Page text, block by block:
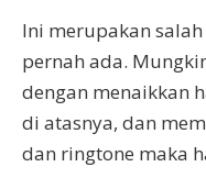
Ini merupakan
pernah ada.
dengan menaikkan
di atasnya, dan
dan ringtone maka